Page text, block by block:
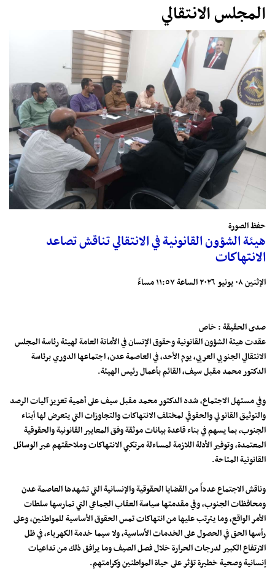
المجلس الانتقالي
حفظ الصورة
هيئة الشؤون القانونية في الانتقالي تناقش تصاعد
الانتهاكات
الإثنين ٠٨ يونيو ٢٠٢٦ الساعة ١١:٥٧ مساءً
صدى الحقيقة : خاص
عقدت هيئة الشؤون القانونية وحقوق الإنسان في الأمانة العامة لهيئة رئاسة المجلس
الانتقالي الجنوبي العربي، يوم الأحد، في العاصمة عدن، اجتماعها الدوري برئاسة
الدكتور محمد مقبل سيف، القائم بأعمال رئيس الهيئة.
وفي مستهل الاجتماع، شدد الدكتور محمد مقبل سيف على أهمية تعزيز آليات الرصد
والتوثيق القانوني والحقوقي لمختلف الانتهاكات والتجاوزات التي يتعرض لها أبناء
الجنوب، بما يسهم في بناء قاعدة بيانات موثقة وفق المعايير القانونية والحقوقية
المعتمدة، وتوفير الأدلة اللازمة لمساءلة مرتكبي الانتهاكات وملاحقتهم عبر الوسائل
القانونية المتاحة.
وناقش الاجتماع عدداً من القضايا الحقوقية والإنسانية التي تشهدها العاصمة عدن
ومحافظات الجنوب، وفي مقدمتها سياسة العقاب الجماعي التي تمارسها سلطات
الأمر الواقع، وما يترتب عليها من انتهاكات تمس الحقوق الأساسية للمواطنين، وعلى
رأسها الحق في الحصول على الخدمات الأساسية، ولا سيما خدمة الكهرباء، في ظل
الارتفاع الكبير لدرجات الحرارة خلال فصل الصيف وما يرافق ذلك من تداعيات
إنسانية وصحية خطيرة تؤثر على حياة المواطنين وكرامتهم.